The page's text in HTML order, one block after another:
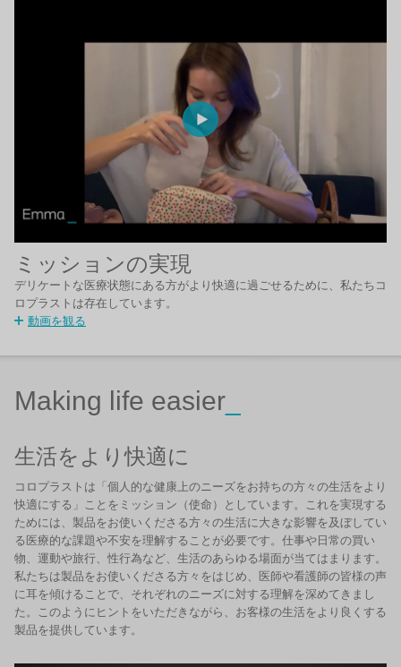
ミッションの実現
デリケートな医療状態にある方がより快適に過ごせるために、私たちコ
ロプラストは存在しています。
動画を観る
Making life easier
生活をより快適に
コロプラストは「個人的な健康上のニーズをお持ちの方々の生活をより
快適にする」ことをミッション（使命）としています。これを実現する
ためには、製品をお使いくださる方々の生活に大きな影響を及ぼしてい
る医療的な課題や不安を理解することが必要です。仕事や日常の買い
物、運動や旅行、性行為など、生活のあらゆる場面が当てはまります。
私たちは製品をお使いくださる方々をはじめ、医師や看護師の皆様の声
に耳を傾けることで、それぞれのニーズに対する理解を深めてきまし
た。このようにヒントをいただきながら、お客様の生活をより良くする
製品を提供しています。